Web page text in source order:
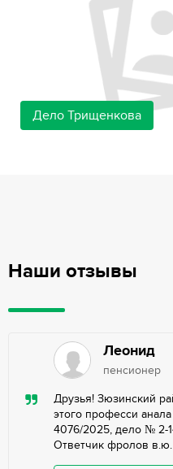
Дело Трищенкова
Наши отзывы
Леонид
пенсионер
Друзья! Зюзинский
этого професси
4076/2025, дело № 2-
Ответчик фролов в.ю.